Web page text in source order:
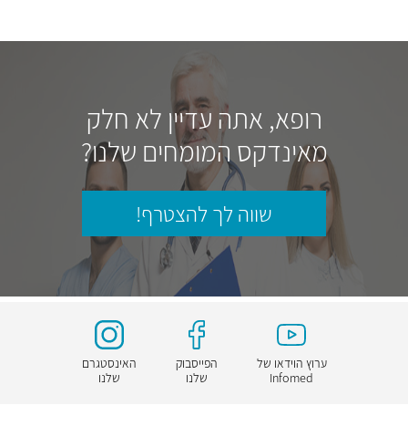
רופא, אתה עדיין לא חלק
מאינדקס המומחים שלנו?
שווה לך להצטרף!
ערוץ הוידאו של
Infomed
הפייסבוק
שלנו
האינסטגרם
שלנו